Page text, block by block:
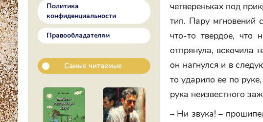
Политика
конфиденциальности
Правообладателям
Самые читаемые
четвереньках под
тип. Пару мгновений
что-то твердое, что
отпрянула, вскочила
он нагнулся и в
то ударило ее по
рука неизвестного
– Ни звука! –